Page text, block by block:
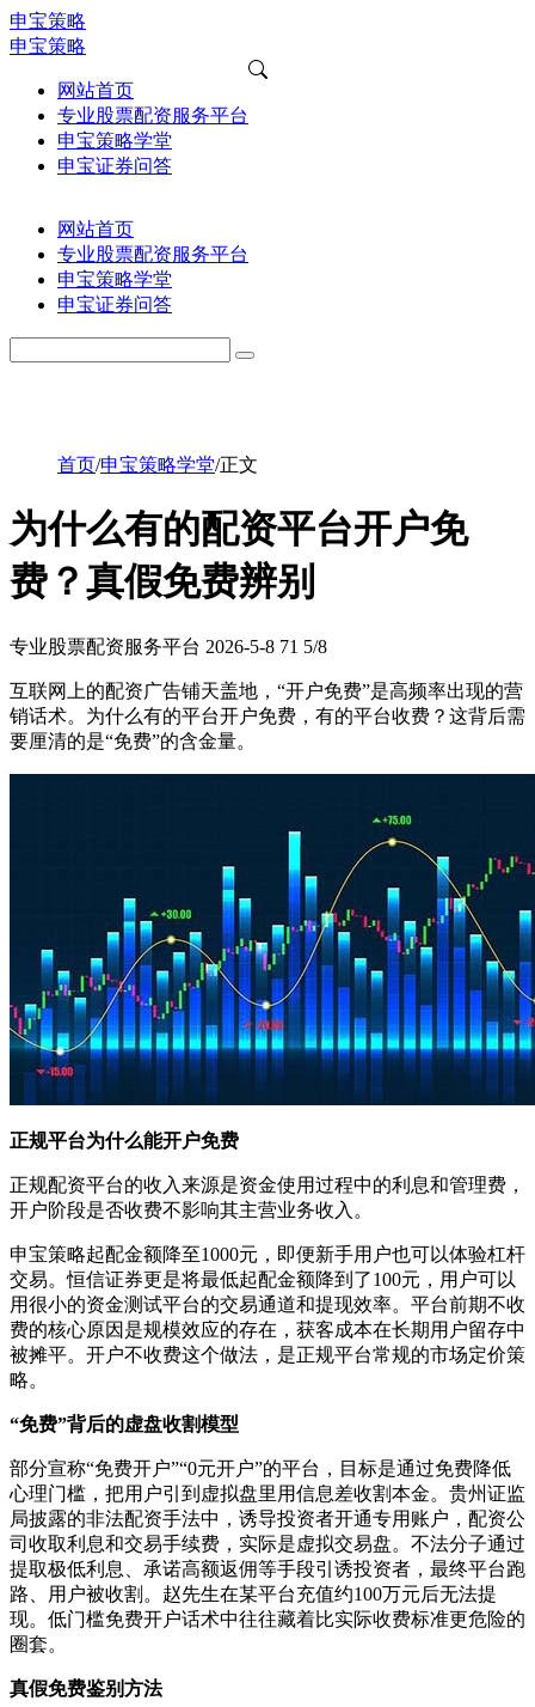
申宝策略
申宝策略
网站首页
专业股票配资服务平台
申宝策略学堂
申宝证券问答
网站首页
专业股票配资服务平台
申宝策略学堂
申宝证券问答
首页/申宝策略学堂/正文
为什么有的配资平台开户免
费？真假免费辨别
专业股票配资服务平台 2026-5-8 71 5/8
互联网上的配资广告铺天盖地，“开户免费”是高频率出现的营
销话术。为什么有的平台开户免费，有的平台收费？这背后需
要厘清的是“免费”的含金量。
正规平台为什么能开户免费
正规配资平台的收入来源是资金使用过程中的利息和管理费，
开户阶段是否收费不影响其主营业务收入。
申宝策略起配金额降至1000元，即便新手用户也可以体验杠杆
交易。恒信证券更是将最低起配金额降到了100元，用户可以
用很小的资金测试平台的交易通道和提现效率。平台前期不收
费的核心原因是规模效应的存在，获客成本在长期用户留存中
被摊平。开户不收费这个做法，是正规平台常规的市场定价策
略。
“免费”背后的虚盘收割模型
部分宣称“免费开户”“0元开户”的平台，目标是通过免费降低
心理门槛，把用户引到虚拟盘里用信息差收割本金。贵州证监
局披露的非法配资手法中，诱导投资者开通专用账户，配资公
司收取利息和交易手续费，实际是虚拟交易盘。不法分子通过
提取极低利息、承诺高额返佣等手段引诱投资者，最终平台跑
路、用户被收割。赵先生在某平台充值约100万元后无法提
现。低门槛免费开户话术中往往藏着比实际收费标准更危险的
圈套。
真假免费鉴别方法